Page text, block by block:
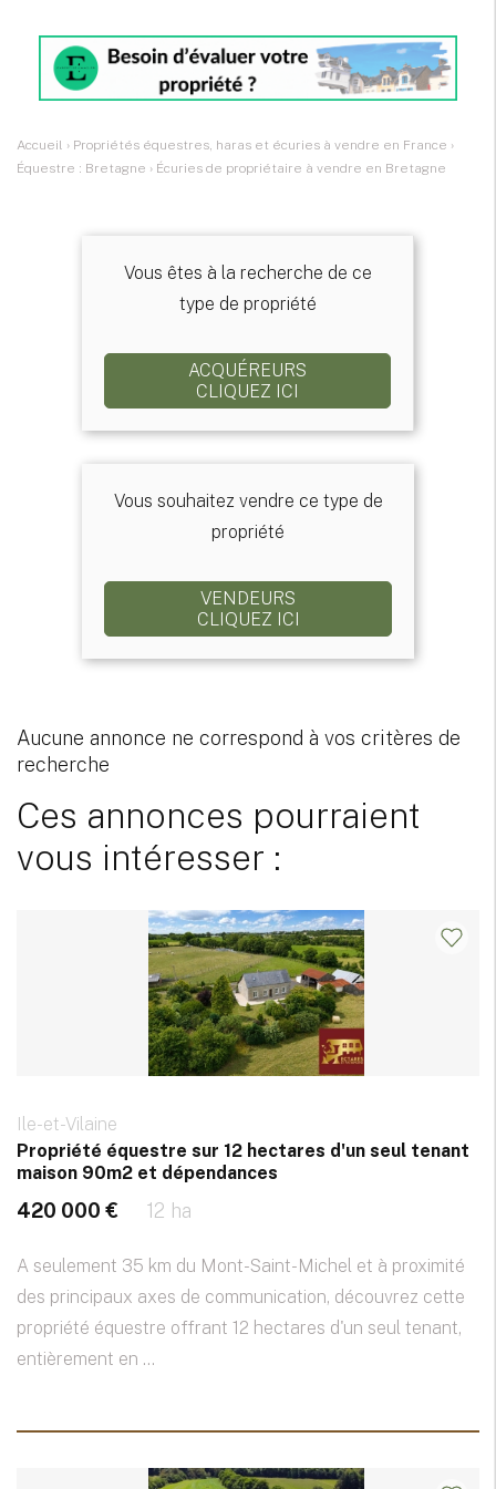
Accueil › Propriétés équestres, haras et écuries à vendre en France ›
Équestre : Bretagne › Écuries de propriétaire à vendre en Bretagne
Vous êtes à la recherche de ce
type de propriété
ACQUÉREURS
CLIQUEZ ICI
Vous souhaitez vendre ce type de
propriété
VENDEURS
CLIQUEZ ICI
Aucune annonce ne correspond à vos critères de
recherche
Ces annonces pourraient
vous intéresser :
Ile-et-Vilaine
Propriété équestre sur 12 hectares d'un seul tenant
maison 90m2 et dépendances
420 000 € 12 ha
A seulement 35 km du Mont-Saint-Michel et à proximité
des principaux axes de communication, découvrez cette
propriété équestre offrant 12 hectares d'un seul tenant,
entièrement en ...